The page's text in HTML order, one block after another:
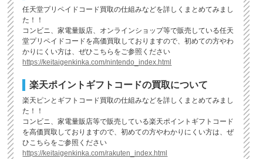
任天堂プリペイドコード買取の仕組みなどを詳しくまとめてみまし
た！！
コンビニ、家電量販店、オンラインショップ等で販売している任天
堂プリペイドコードを高価買取しておりますので、初めての方やわ
かりにくい方は、ぜひこちらをご参照ください
https://keitaigenkinka.com/nintendo_index.html
楽天ポイントギフトコードの買取について
楽天ピンとギフトコード買取の仕組みなどを詳しくまとめてみまし
た！！
コンビニ、家電量販店等で販売している楽天ポイントギフトコード
を高価買取しておりますので、初めての方やわかりにくい方は、ぜ
ひこちらをご参照ください
https://keitaigenkinka.com/rakuten_index.html